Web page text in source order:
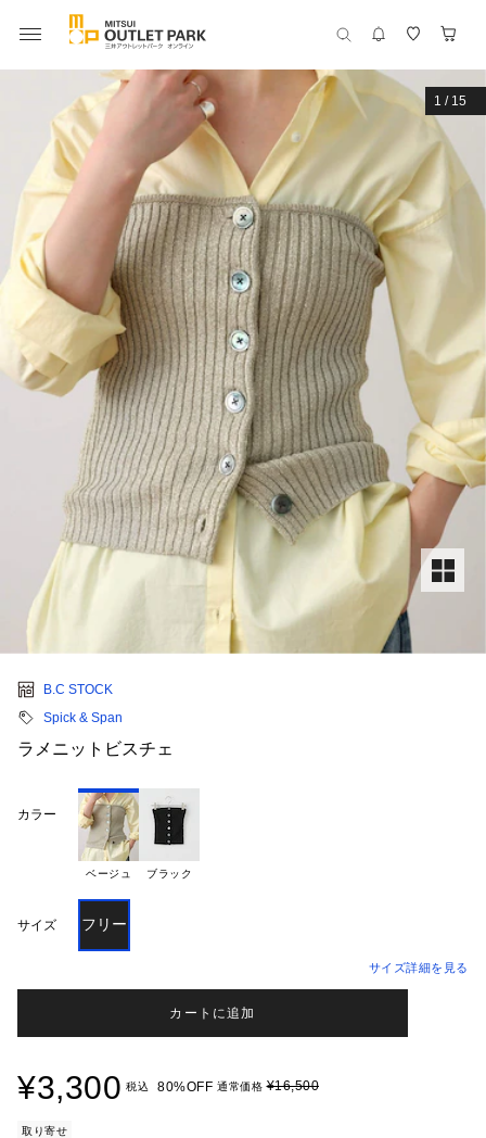
1 / 15
B.C STOCK
Spick & Span
ラメニットビスチェ
カラー
ベージュ ブラック
サイズ フリー
サイズ詳細を見る
カートに追加
¥3,300 税込 80%OFF 通常価格¥16,500
取り寄せ